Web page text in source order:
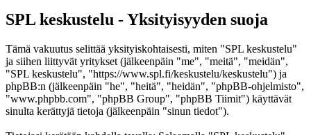
SPL keskustelu - Yksityisyyden suoja
Tämä vakuutus selittää yksityiskohtaisesti, miten "SPL keskustelu"
ja siihen liittyvät yritykset (jälkeenpäin "me", "meitä", "meidän",
"SPL keskustelu", "https://www.spl.fi/keskustelu/keskustelu") ja
phpBB:n (jälkeenpäin "he", "heitä", "heidän", "phpBB-ohjelmisto",
"www.phpbb.com", "phpBB Group", "phpBB Tiimit") käyttävät
sinulta kerättyjä tietoja (jälkeenpäin "sinun tiedot").